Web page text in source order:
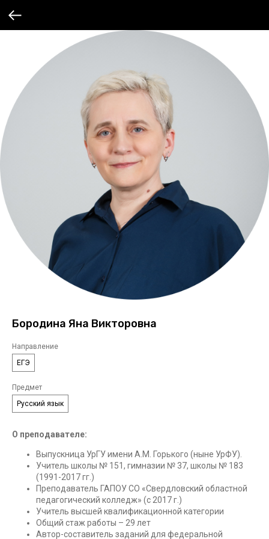
Бородина Яна Викторовна
Направление
ЕГЭ
Предмет
Русский язык
О преподавателе:
Выпускница УрГУ имени А.М. Горького (ныне УрФУ).
Учитель школы № 151, гимназии № 37, школы № 183
(1991-2017 гг.)
Преподаватель ГАПОУ СО «Свердловский областной
педагогический колледж» (с 2017 г.)
Учитель высшей квалификационной категории
Общий стаж работы – 29 лет
Автор-составитель заданий для федеральной